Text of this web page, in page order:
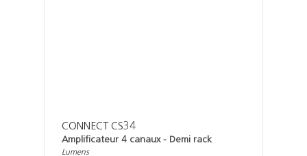
CONNECT CS34
Amplificateur 4 canaux - Demi rack
Lumens